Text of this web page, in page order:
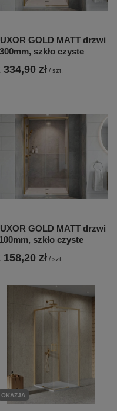
GOLD MATT drzwi
szkło czyste
334,90 zł / szt.
GOLD MATT drzwi
szkło czyste
158,20 zł / szt.
OKAZJA